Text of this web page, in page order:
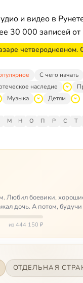
и видео в
30 000 записей от
С чего начать
наследие
Музыка Детям
М Н О П Р С Т
Любил боевики,
дочь. А потом,
из 444 150 ₽
ОТДЕЛЬНАЯ